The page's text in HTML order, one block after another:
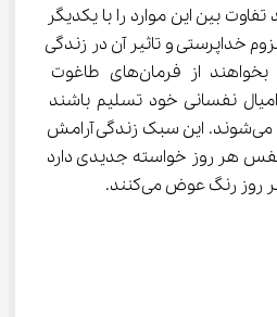
خوبی می‌توانید تفاوت بین این موارد را با یکدیگر
خداپرستی و تاثیر آن در زندگی
پی می‌برید. وقتی افراد بخواهند از فرمان‌های طاغوت
نفسانی خود تسلیم باشند
دچار اضطراب و تشویش می‌شوند. این سبک زندگی آرامش
زیرا نفس هر روز خواسته جدیدی دارد